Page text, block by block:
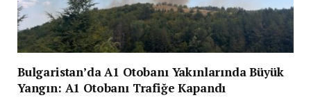
Bulgaristan’da A1 Otobanı Yakınlarında Büyük
Yangın: A1 Otobanı Trafiğe Kapandı